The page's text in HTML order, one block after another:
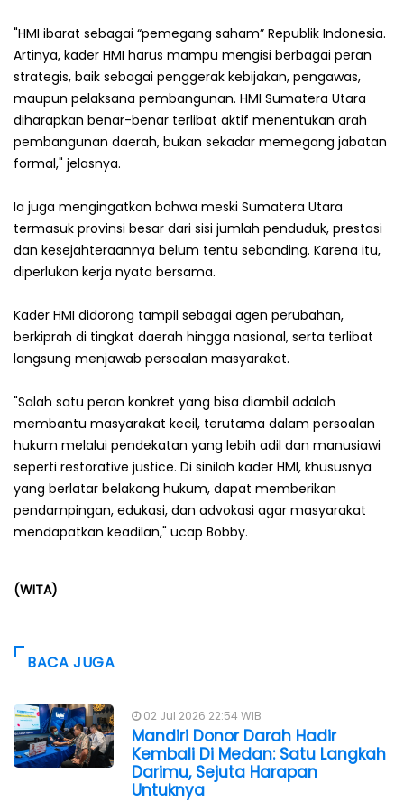
"HMI ibarat sebagai “pemegang saham” Republik Indonesia.
Artinya, kader HMI harus mampu mengisi berbagai peran
strategis, baik sebagai penggerak kebijakan, pengawas,
maupun pelaksana pembangunan. HMI Sumatera Utara
diharapkan benar-benar terlibat aktif menentukan arah
pembangunan daerah, bukan sekadar memegang jabatan
formal," jelasnya.
Ia juga mengingatkan bahwa meski Sumatera Utara
termasuk provinsi besar dari sisi jumlah penduduk, prestasi
dan kesejahteraannya belum tentu sebanding. Karena itu,
diperlukan kerja nyata bersama.
Kader HMI didorong tampil sebagai agen perubahan,
berkiprah di tingkat daerah hingga nasional, serta terlibat
langsung menjawab persoalan masyarakat.
"Salah satu peran konkret yang bisa diambil adalah
membantu masyarakat kecil, terutama dalam persoalan
hukum melalui pendekatan yang lebih adil dan manusiawi
seperti restorative justice. Di sinilah kader HMI, khususnya
yang berlatar belakang hukum, dapat memberikan
pendampingan, edukasi, dan advokasi agar masyarakat
mendapatkan keadilan," ucap Bobby.
(WITA)
BACA JUGA
02 Jul 2026 22:54 WIB
Mandiri Donor Darah Hadir
Kembali Di Medan: Satu Langkah
Darimu, Sejuta Harapan
Untuknya